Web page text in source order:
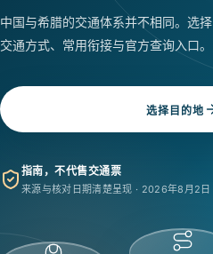
中国与希腊的交通体系并不相同。选
交通方式、常用衔接与官方查询入口。
选择目的地
指南，不代售交通票
来源与核对日期清楚呈现 · 2026年8月2日